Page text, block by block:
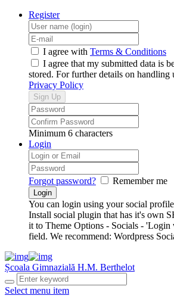
Register
I agree with Terms & Conditions
I agree that my submitted data is
stored. For further details on handling
Privacy Policy
Minimum 6 characters
Login
Forgot password? Remember me
You can login using your social profile
Install social plugin that has it's own
it to Theme Options - Socials -
field. We recommend: Wordpress
Școala Gimnazială H.M. Berthelot
Select menu item